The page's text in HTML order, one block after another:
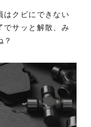
はクビにできない
でサッと解散、み